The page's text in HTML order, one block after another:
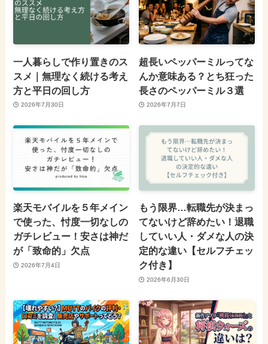
一人暮らしで作り置きのス
スメ｜無理なく続ける考え
方と平日の回し方
2026年7月30日
超長いペッパーミルってな
んか意味ある？とち狂った
長さのペッパーミル３選
2026年7月7日
楽天モバイルを５年メイン
で使った、忖度一切なしの
ガチレビュー！安さは神だ
が「致命的」欠点
2026年7月4日
もう限界…転職先が決まっ
てないけど辞めたい！退職
していい人・ダメな人の決
定的な違い【セルフチェッ
ク付き】
2026年6月30日